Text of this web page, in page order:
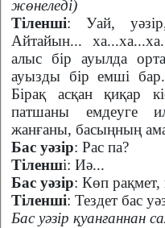
жөнеледі)
Тіленші: Уай,
Айтайын...
алыс бір ауылда
ауызды бір емші
Бірақ асқан қиқар
патшаны емдеуге
жанғаны, басыңның
Бас уәзір: Рас па?
Тіленші: Иә...
Бас уәзір: Көп рақмет,
Тіленші: Тездет бас
Бас уәзір қуанғаннан